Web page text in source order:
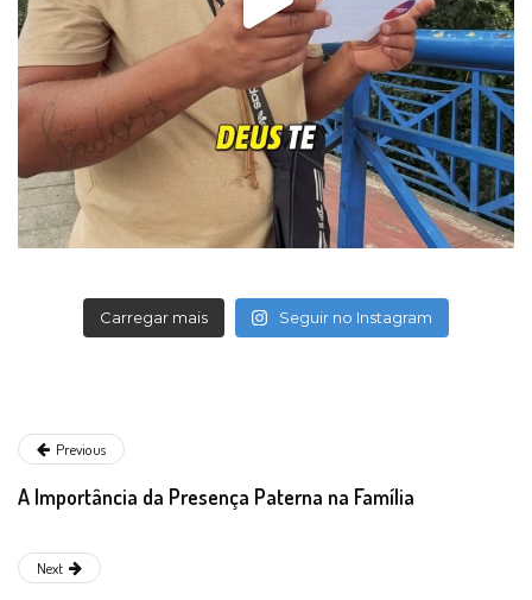
Carregar mais Seguir no Instagram
Previous
A Importância da Presença Paterna na Família
Next